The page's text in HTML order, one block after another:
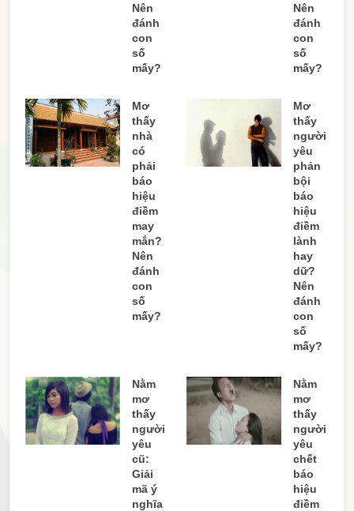
Nên
đánh
con
số
mấy?
Nên
đánh
con
số
mấy?
Mơ
thấy
nhà
có
phải
báo
hiệu
điềm
may
mắn?
Nên
đánh
con
số
mấy?
Mơ
thấy
người
yêu
phản
bội
báo
hiệu
điềm
lành
hay
dữ?
Nên
đánh
con
số
mấy?
Nằm
mơ
thấy
người
yêu
cũ:
Giải
mã ý
nghĩa
Nằm
mơ
thấy
người
yêu
chết
báo
hiệu
điềm